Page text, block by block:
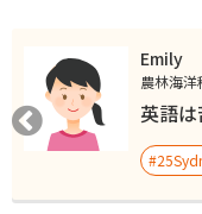
Emily
農林海洋
英語